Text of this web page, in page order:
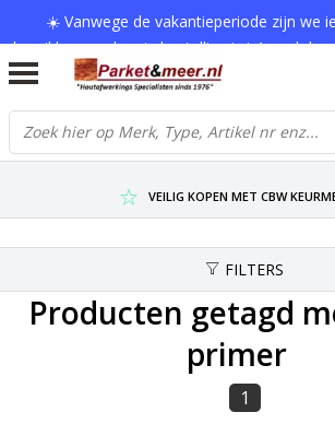
☀️ Vanwege de vakantieperiode zijn we
bereikbaar en kan je bestelling tot 1
Bedankt voor je begrip!
VERZENDKOSTEN € 7,95 (GRATIS
SCHERPSTE PRIJZEN TOT WEL 75%
VEILIG KOPEN MET CBW
FILTERS
Producten getagd
primer
1